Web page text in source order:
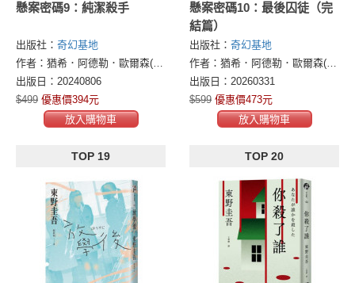
懸案密碼9：純潔殺手
出版社： 奇幻基地
作者：猶希．阿德勒．歐爾森(Jussi Adler-Olsen)
出版日：20240806
$499 優惠價394元
放入購物車
懸案密碼10：最後囚徒（完
結篇）
出版社： 奇幻基地
作者：猶希．阿德勒．歐爾森(Jussi Adler-Olsen)
出版日：20260331
$599 優惠價473元
放入購物車
TOP 19 TOP 20